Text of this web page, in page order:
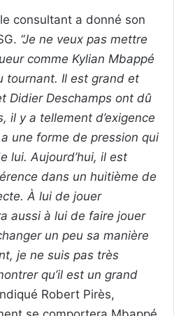
consultant a donné son
“Je ne veux pas mettre
comme Kylian Mbappé
tournant. Il est grand et
Didier Deschamps ont dû
il y a tellement d’exigence
une forme de pression qui
lui. Aujourd’hui, il est
dans un huitième de
À lui de jouer
aussi à lui de faire jouer
un peu sa manière
je ne suis pas très
qu’il est un grand
Robert Pirès,